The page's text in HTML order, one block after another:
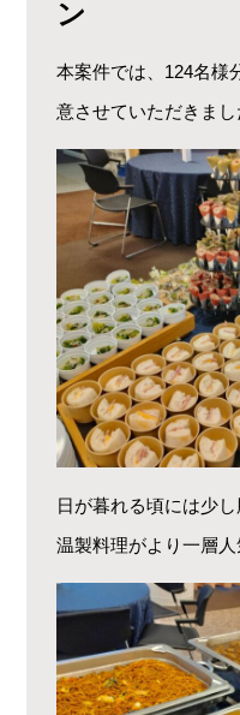
ン
本案件では、124名様
意させていただきまし
日が暮れる頃には少
温製料理がより一層人